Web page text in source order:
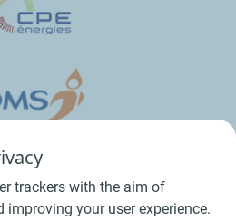
trackers with the aim of
your user experience.